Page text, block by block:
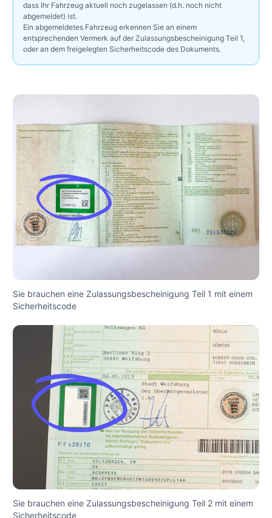
dass Ihr Fahrzeug aktuell noch zugelassen (d.h. noch nicht
abgemeldet) ist.
Ein abgemeldetes Fahrzeug erkennen Sie an einem
entsprechenden Vermerk auf der Zulassungsbescheinigung Teil 1,
oder an dem freigelegten Sicherheitscode des Dokuments.
Sie brauchen eine Zulassungsbescheinigung Teil 1 mit einem
Sicherheitscode
Sie brauchen eine Zulassungsbescheinigung Teil 2 mit einem
Sicherheitscode